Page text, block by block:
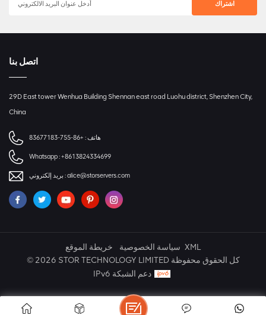
اتصل بنا
29D East tower Wenhua Building Shennan east road Luohu district, Shenzhen City,
China
هاتف : +86-755-83677183
Whatsapp :+8613824334699
بريد إلكتروني :alice@storservers.com
خريطة الموقع سياسة الخصوصية XML
© 2026 STOR TECHNOLOGY LIMITED كل الحقوق محفوظة
IPv6 دعم الشبكة